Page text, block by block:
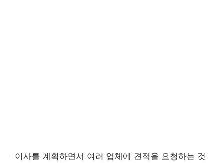
이사를 계획하면서 여러 업체에 견적을 요청하는 것